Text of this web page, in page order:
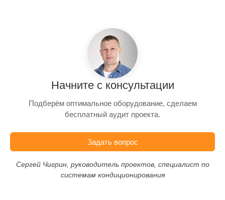
Начните с консультации
Подберём оптимальное оборудование, сделаем
бесплатный аудит проекта.
Задать вопрос
Сергей Чигрин, руководитель проектов, специалист по
системам кондиционирования